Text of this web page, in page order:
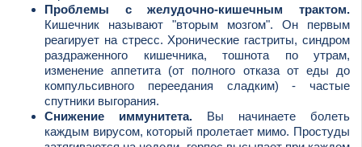
Проблемы с желудочно-кишечным трактом.
Кишечник называют "вторым мозгом". Он первым
реагирует на стресс. Хронические гастриты, синдром
раздраженного кишечника, тошнота по утрам,
изменение аппетита (от полного отказа от еды до
компульсивного переедания сладким) - частые
спутники выгорания.
Снижение иммунитета. Вы начинаете болеть
каждым вирусом, который пролетает мимо. Простуды